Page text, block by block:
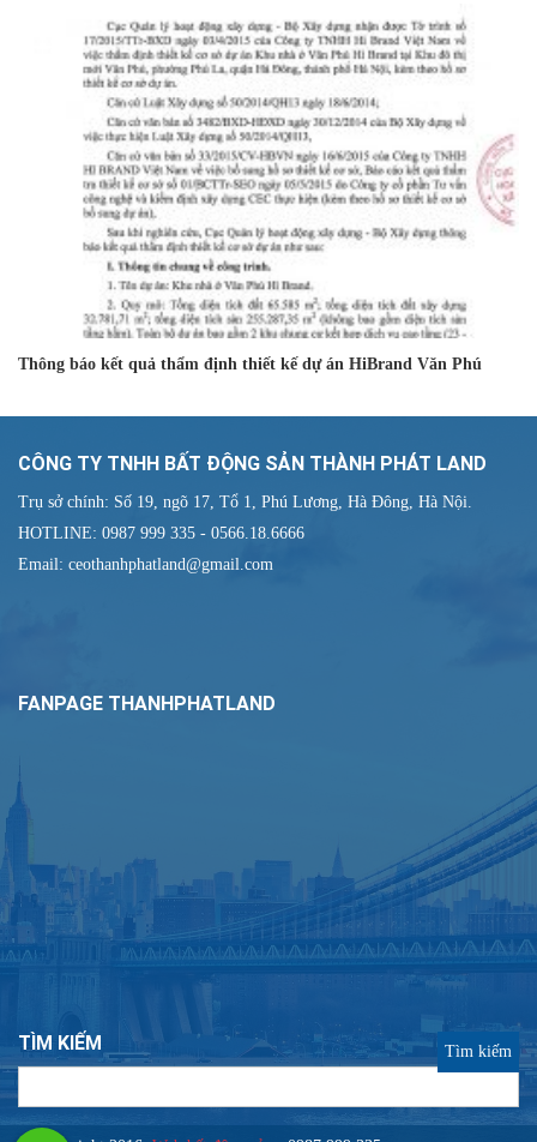
Thông báo kết quả thẩm định thiết kế dự án HiBrand Văn Phú
CÔNG TY TNHH BẤT ĐỘNG SẢN THÀNH PHÁT LAND
Trụ sở chính: Số 19, ngõ 17, Tổ 1, Phú Lương, Hà Đông, Hà Nội.
HOTLINE: 0987 999 335 - 0566.18.6666
Email: ceothanhphatland@gmail.com
FANPAGE THANHPHATLAND
TÌM KIẾM